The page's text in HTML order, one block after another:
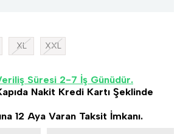
XL XXL
Süresi 2-7 İş Günüdür.
Nakit Kredi Kartı Şeklinde
12 Aya Varan Taksit İmkanı.